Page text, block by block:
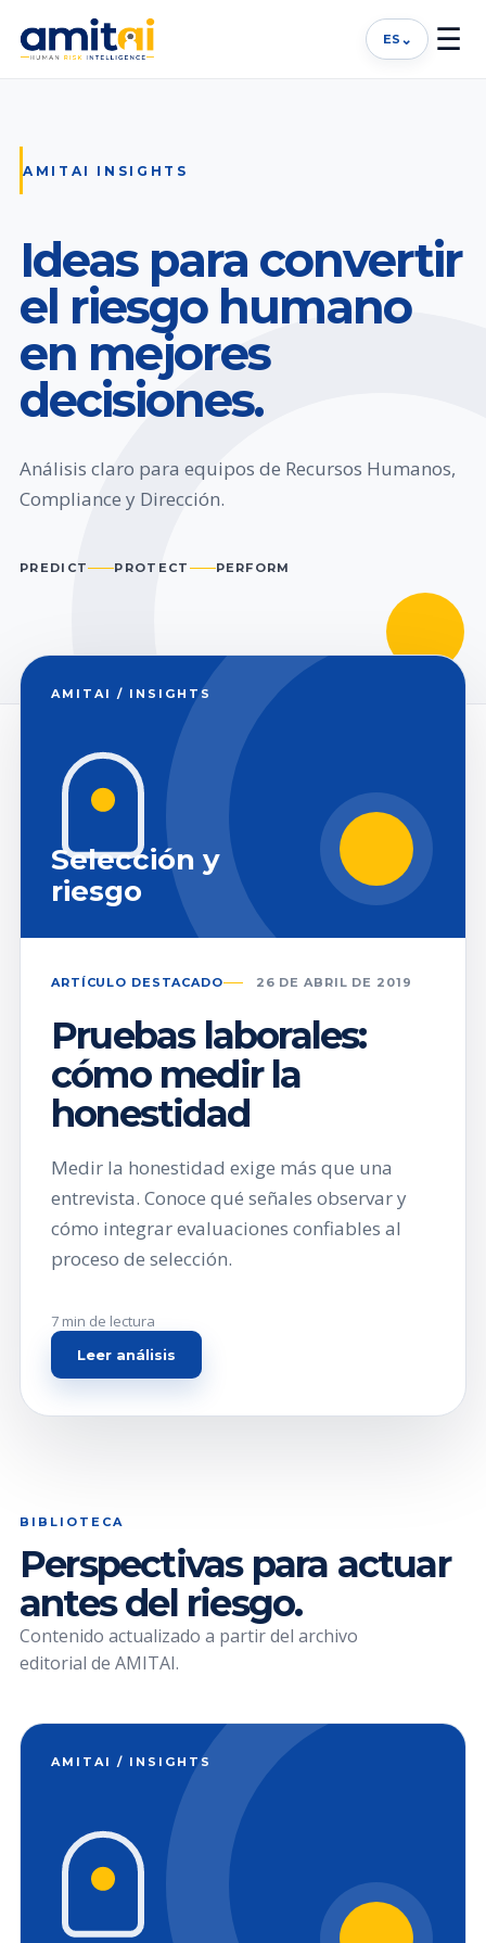
ES ⌄ ☰
AMITAI INSIGHTS
Ideas para convertir
el riesgo humano
en mejores
decisiones.
Análisis claro para equipos de Recursos Humanos,
Compliance y Dirección.
PREDICT PROTECT PERFORM
AMITAI / INSIGHTS
Selección y
riesgo
ARTÍCULO DESTACADO 26 DE ABRIL DE 2019
Pruebas laborales:
cómo medir la
honestidad
Medir la honestidad exige más que una
entrevista. Conoce qué señales observar y
cómo integrar evaluaciones confiables al
proceso de selección.
7 min de lectura
Leer análisis
BIBLIOTECA
Perspectivas para actuar
antes del riesgo.
Contenido actualizado a partir del archivo
editorial de AMITAI.
AMITAI / INSIGHTS